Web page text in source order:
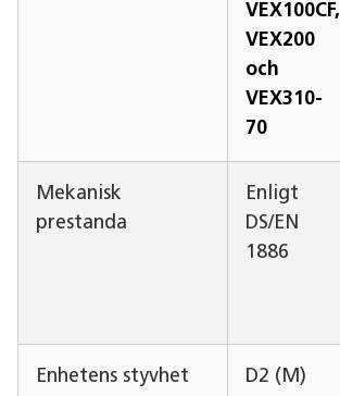
VEX100CF,
VEX200
och
VEX310-
70
Mekanisk
prestanda
Enligt
DS/EN
1886
Enhetens styvhet D2 (M)